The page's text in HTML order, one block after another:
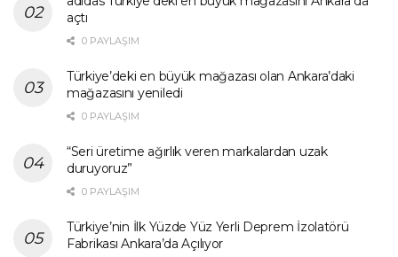
açtı
0 PAYLAŞIM
Türkiye’deki en büyük mağazası olan Ankara’daki
mağazasını yeniledi
0 PAYLAŞIM
“Seri üretime ağırlık veren markalardan uzak
duruyoruz”
0 PAYLAŞIM
Türkiye’nin İlk Yüzde Yüz Yerli Deprem İzolatörü
Fabrikası Ankara’da Açılıyor